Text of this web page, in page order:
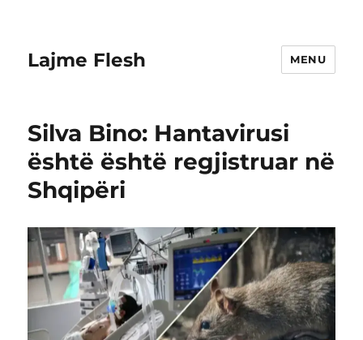
Lajme Flesh MENU
Silva Bino: Hantavirusi
është është regjistruar në
Shqipëri